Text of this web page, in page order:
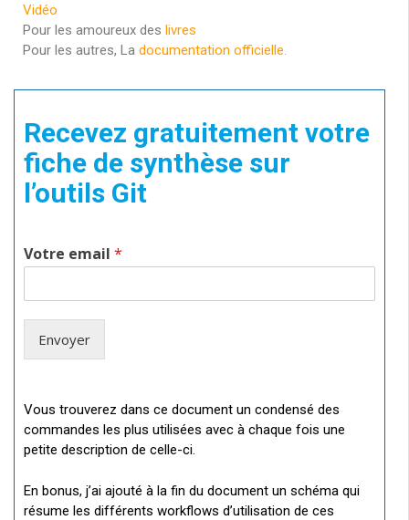
Vidéo
Pour les amoureux des livres
Pour les autres, La documentation officielle.
Recevez gratuitement votre
fiche de synthèse sur
l’outils Git
Votre email *
Envoyer
Vous trouverez dans ce document un condensé des
commandes les plus utilisées avec à chaque fois une
petite description de celle-ci.
En bonus, j’ai ajouté à la fin du document un schéma qui
résume les différents workflows d’utilisation de ces